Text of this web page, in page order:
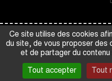
Ce site utilise des cookies
du site, de vous proposer des
et de partager du contenu
Tout accepter Tout
Musée
de
France
Espace presse
Gestion des
Crédits et mentions légales
Open data